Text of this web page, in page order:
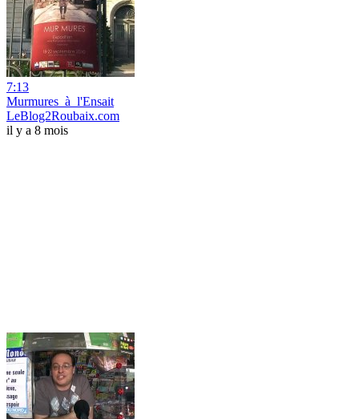
7:13
Murmures_à_l'Ensait
LeBlog2Roubaix.com
il y a 8 mois